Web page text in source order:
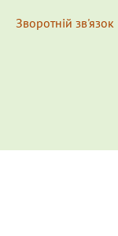
Зворотній зв'язок